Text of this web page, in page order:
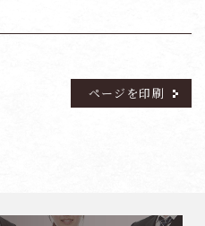
ページを印刷